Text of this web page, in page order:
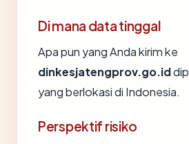
Di mana data tinggal
Apa pun yang Anda kirim ke
dinkesjatengprov.go.id
yang berlokasi di Indonesia.
Perspektif risiko